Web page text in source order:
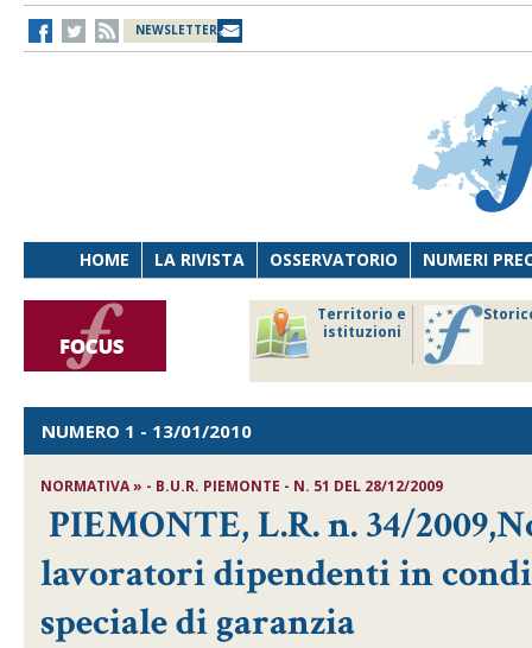
NEWSLETTER
HOME LA RIVISTA OSSERVATORIO NUMERI
Territorio e
istituzioni
NUMERO 1 - 13/01/2010
NORMATIVA » - B.U.R. PIEMONTE - N. 51 DEL 28/12/2009
PIEMONTE, L.R. n. 34/
lavoratori dipendenti in
speciale di garanzia